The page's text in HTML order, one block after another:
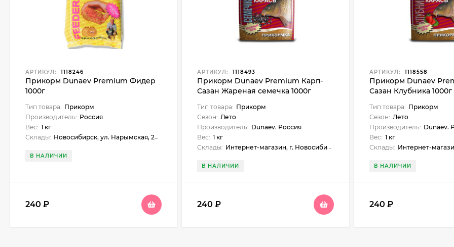
АРТИКУЛ: 1118246
Прикорм Dunaev Premium Фидер
1000г
Тип товара: Прикорм
Производитель: Россия
Вес: 1 кг
Склады: Новосибирск, ул. Нарымская, 23, Куйбышев, ул. Чехова, 18, Черепаново, ул. Республиканская, 61, Майма, ул. Подгорная, 37, Бердск, ул. Ленина, 89
В НАЛИЧИИ
240 ₽
АРТИКУЛ: 1118493
Прикорм Dunaev Premium Карп-
Сазан Жареная семечка 1000г
Тип товара: Прикорм
Сезон: Лето
Производитель: Dunaev. Россия
Вес: 1 кг
Склады: Интернет-магазин, г. Новосибирск, Новосибирск, ул. Нарымская, 23, Бердск, ул. Карла Маркса, 1, Искитим, ул. Станционная, 1б (ЖУМ), Куйбышев, ул. Чехова, 18, Черепаново, ул. Республиканская, 61, Майма, ул. Подгорная, 37, Бердск, ул. Ленина, 89
В НАЛИЧИИ
240₽
АРТИКУЛ: 1118558
Прикорм Dunaev
Сазан Клубника 1000г
Тип товара: Прикорм
Сезон: Лето
Производитель: Dunaev.
Вес: 1 кг
Склады: Интернет-магазин, г. Новосибирск, Новосибирск, ул. Нарымская, 23, Куйбышев, ул. Чехова, 18,
В НАЛИЧИИ
240 ₽